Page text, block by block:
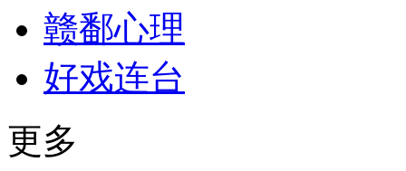
赣鄱心理
好戏连台
更多